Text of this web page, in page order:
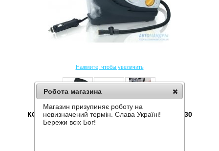
Нажмите, чтобы увеличить
КОМПРЕССОР АВТОМОБИЛЬНЫЙ RING RAC630
Робота магазина
Магазин призупиняє роботу на
невизначений термін. Слава Україні!
Бережи всіх Бог!